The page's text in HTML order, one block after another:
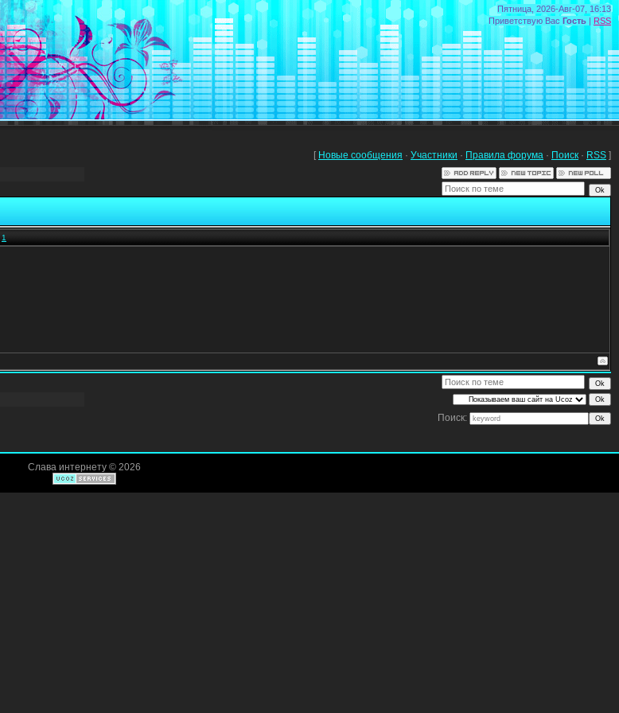
Пятница, 2026-Авг-07, 16:13
Приветствую Вас Гость | RSS
[ Новые сообщения · Участники · Правила форума · Поиск · RSS ]
1
Поиск:
Слава интернету © 2026